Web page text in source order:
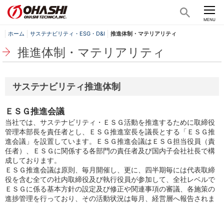
CLOSE
MENU
ホーム サステナビリティ・ESG・D&I 推進体制・マテリアリティ
推進体制・マテリアリティ
サステナビリティ推進体制
ＥＳＧ推進会議
当社では、サステナビリティ・ＥＳＧ活動を推進するために取締役
管理本部長を責任者とし、ＥＳＧ推進室長を議長とする「ＥＳＧ推
進会議」を設置しています。ＥＳＧ推進会議はＥＳＧ担当役員（責
任者）、ＥＳＧに関係する各部門の責任者及び国内子会社社長で構
成しております。
ＥＳＧ推進会議は原則、毎月開催し、更に、四半期毎には代表取締
役を含む全ての社内取締役及び執行役員が参加して、全社レベルで
ＥＳＧに係る基本方針の設定及び修正や関連事項の審議、各施策の
進捗管理を行っており、その活動状況は毎月、経営層へ報告されま